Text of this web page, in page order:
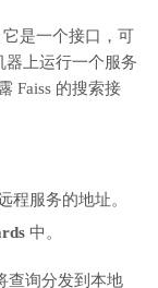
是一个接口，可
器上运行一个服务
Faiss 的搜索接
程服务的地址。
中。
查询分发到本地